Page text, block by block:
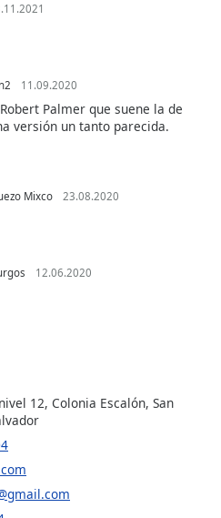
11.09.2020
Palmer que suene la de
versión un tanto parecida.
Mixco 23.08.2020
12.06.2020
12, Colonia Escalón, San